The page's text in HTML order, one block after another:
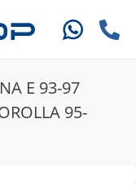
E 93-97
95-